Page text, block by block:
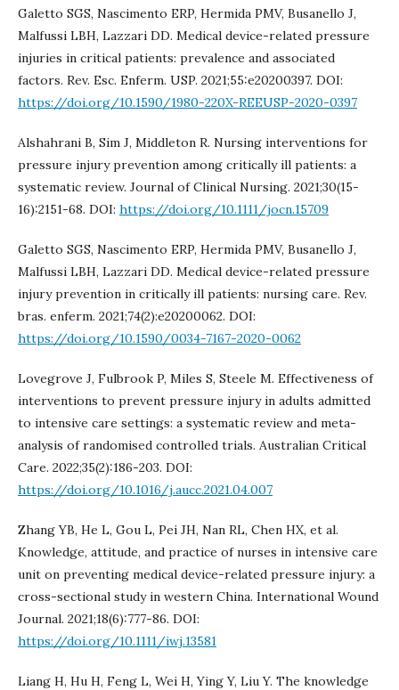
Galetto SGS, Nascimento ERP, Hermida PMV, Busanello J,
Malfussi LBH, Lazzari DD. Medical device-related pressure
injuries in critical patients: prevalence and associated
factors. Rev. Esc. Enferm. USP. 2021;55:e20200397. DOI:
https://doi.org/10.1590/1980-220X-REEUSP-2020-0397
Alshahrani B, Sim J, Middleton R. Nursing interventions for
pressure injury prevention among critically ill patients: a
systematic review. Journal of Clinical Nursing. 2021;30(15-
16):2151-68. DOI: https://doi.org/10.1111/jocn.15709
Galetto SGS, Nascimento ERP, Hermida PMV, Busanello J,
Malfussi LBH, Lazzari DD. Medical device-related pressure
injury prevention in critically ill patients: nursing care. Rev.
bras. enferm. 2021;74(2):e20200062. DOI:
https://doi.org/10.1590/0034-7167-2020-0062
Lovegrove J, Fulbrook P, Miles S, Steele M. Effectiveness of
interventions to prevent pressure injury in adults admitted
to intensive care settings: a systematic review and meta-
analysis of randomised controlled trials. Australian Critical
Care. 2022;35(2):186-203. DOI:
https://doi.org/10.1016/j.aucc.2021.04.007
Zhang YB, He L, Gou L, Pei JH, Nan RL, Chen HX, et al.
Knowledge, attitude, and practice of nurses in intensive care
unit on preventing medical device-related pressure injury: a
cross-sectional study in western China. International Wound
Journal. 2021;18(6):777-86. DOI:
https://doi.org/10.1111/iwj.13581
Liang H, Hu H, Feng L, Wei H, Ying Y, Liu Y. The knowledge